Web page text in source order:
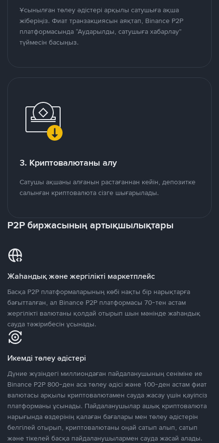
Ұсынылған төлеу әдістері арқылы сатушыға ақша
жіберіңіз. Фиат транзакциясын аяқтап, Binance P2P
платформасында “Аударылды, сатушыға хабарлау”
түймесін басыңыз.
3. Криптовалютаны алу
Сатушы ақшаны алғанын растағаннан кейін, депозитке
салынған криптовалюта сізге шығарылады.
P2P биржасының артықшылықтары
Жаһандық және жергілікті маркетплейс
Басқа P2P платформаларының көбі нақты бір нарықтарға
бағытталған, ал Binance P2P платформасы 70-тен астам
жергілікті валютаны қолдай отырып шын мәнінде жаһандық
сауда тәжірибесін ұсынады.
Икемді төлеу әдістері
Дүние жүзіндегі миллиондаған пайдаланушының сеніміне ие
Binance P2P 800-ден аса төлеу әдісі және 100-ден астам фиат
валютасы арқылы криптовалютамен сауда жасау үшін қауіпсіз
платформаны ұсынады. Пайдаланушылар ашық криптовалюта
нарығында өздерінің қалаған бағалары мен төлеу әдістерін
белгілей отырып, криптовалютаны оңай сатып алып, сатып
және тікелей басқа пайдаланушылармен сауда жасай алады.